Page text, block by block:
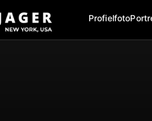
Profielfoto